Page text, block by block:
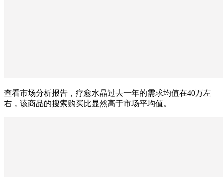
查看市场分析报告，疗愈水晶过去一年的需求均值在40万左
右，该商品的搜索购买比显然高于市场平均值。